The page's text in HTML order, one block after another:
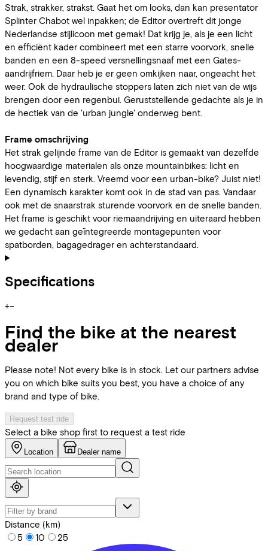
Strak, strakker, strakst. Gaat het om looks, dan kan presentator
Splinter Chabot wel inpakken; de Editor overtreft dit jonge
Nederlandse stijlicoon met gemak! Dat krijg je, als je een licht
en efficiënt kader combineert met een starre voorvork, snelle
banden en een 8-speed versnellingsnaaf met een Gates-
aandrijfriem. Daar heb je er geen omkijken naar, ongeacht het
weer. Ook de hydraulische stoppers laten zich niet van de wijs
brengen door een regenbui. Geruststellende gedachte als je in
de hectiek van de 'urban jungle' onderweg bent.
Frame omschrijving
Het strak gelijnde frame van de Editor is gemaakt van dezelfde
hoogwaardige materialen als onze mountainbikes: licht en
levendig, stijf en sterk. Vreemd voor een urban-bike? Juist niet!
Een dynamisch karakter komt ook in de stad van pas. Vandaar
ook met de snaarstrak sturende voorvork en de snelle banden.
Het frame is geschikt voor riemaandrijving en uiteraard hebben
we gedacht aan geïntegreerde montagepunten voor
spatborden, bagagedrager en achterstandaard.
Specifications
+−
Find the bike at the nearest
dealer
Please note! Not every bike is in stock. Let our partners advise
you on which bike suits you best, you have a choice of any
brand and type of bike.
Request test ride
Select a bike shop first to request a test ride
Location Dealer name
Distance (km)
5
10 25